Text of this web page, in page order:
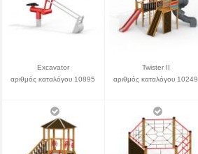
Παραγγείλτε τον κατάλογο
Lars Laj on Facebook
Excavator
αριθμός καταλόγου 10895
Twister II
αριθμός καταλόγου 10249